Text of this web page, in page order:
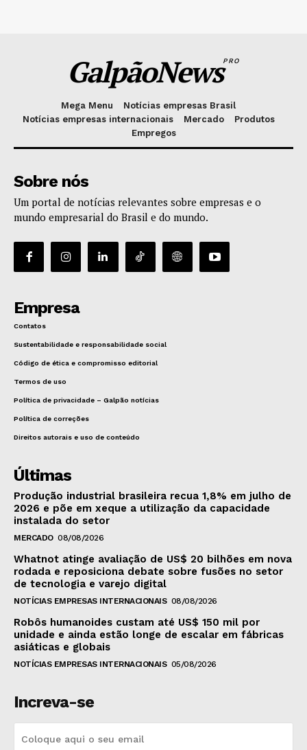
GalpãoNewsPRO
Mega Menu
Notícias empresas Brasil
Notícias empresas internacionais
Mercado
Produtos
Empregos
Sobre nós
Um portal de notícias relevantes sobre empresas e o
mundo empresarial do Brasil e do mundo.
Empresa
Contatos
Sustentabilidade e responsabilidade social
Código de ética e compromisso editorial
Termos de uso
Política de privacidade – Galpão notícias
Política de correções
Direitos autorais e uso de conteúdo
Últimas
Produção industrial brasileira recua 1,8% em julho de
2026 e põe em xeque a utilização da capacidade
instalada do setor
MERCADO 08/08/2026
Whatnot atinge avaliação de US$ 20 bilhões em nova
rodada e reposiciona debate sobre fusões no setor
de tecnologia e varejo digital
NOTÍCIAS EMPRESAS INTERNACIONAIS 08/08/2026
Robôs humanoides custam até US$ 150 mil por
unidade e ainda estão longe de escalar em fábricas
asiáticas e globais
NOTÍCIAS EMPRESAS INTERNACIONAIS 05/08/2026
Increva-se